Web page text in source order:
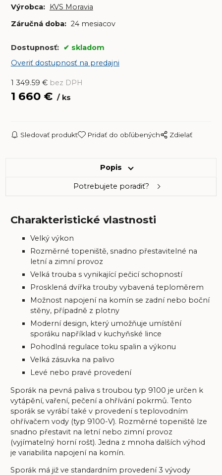
Výrobca: KVS Moravia
Záručná doba: 24 mesiacov
Dostupnosť:
skladom
Overiť dostupnosť na predajni
1 349.59 € bez DPH
1 660€ ks
Sledovať produkt Pridať do obľúbených Zdielať
Popis
Potrebujete poradiť?
Charakteristické vlastnosti
Velký výkon
Rozměrné topeniště, snadno přestavitelné na
letní a zimní provoz
Velká trouba s vynikající pečicí schopností
Prosklená dvířka trouby vybavená teploměrem
Možnost napojení na komín se zadní nebo boční
stěny, případně z plotny
Moderní design, který umožňuje umístění
sporáku například v kuchyňské lince
Pohodlná regulace toku spalin a výkonu
Velká zásuvka na palivo
Levé nebo pravé provedení
Sporák na pevná paliva s troubou typ 9100 je určen k
vytápění, vaření, pečení a ohřívání pokrmů. Tento
sporák se vyrábí také v provedení s teplovodním
ohřívačem vody (typ 9100-V). Rozměrné topeniště lze
snadno přestavit na letní nebo zimní provoz
(vyjímatelný horní rošt). Jedna z mnoha dalších výhod
je variabilita napojení na komín.
Sporák má již ve standardním provedení 3 vývody